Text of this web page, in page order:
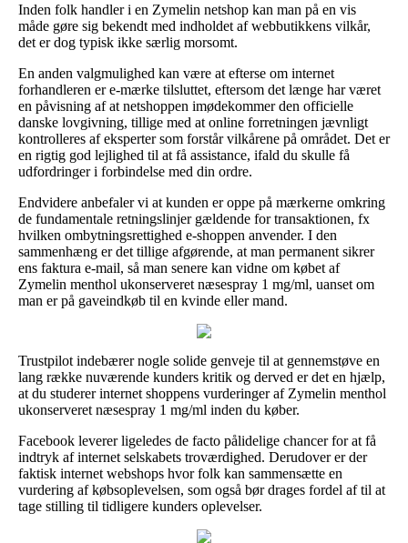
Inden folk handler i en Zymelin netshop kan man på en vis
måde gøre sig bekendt med indholdet af webbutikkens vilkår,
det er dog typisk ikke særlig morsomt.
En anden valgmulighed kan være at efterse om internet
forhandleren er e-mærke tilsluttet, eftersom det længe har været
en påvisning af at netshoppen imødekommer den officielle
danske lovgivning, tillige med at online forretningen jævnligt
kontrolleres af eksperter som forstår vilkårene på området. Det er
en rigtig god lejlighed til at få assistance, ifald du skulle få
udfordringer i forbindelse med din ordre.
Endvidere anbefaler vi at kunden er oppe på mærkerne omkring
de fundamentale retningslinjer gældende for transaktionen, fx
hvilken ombytningsrettighed e-shoppen anvender. I den
sammenhæng er det tillige afgørende, at man permanent sikrer
ens faktura e-mail, så man senere kan vidne om købet af
Zymelin menthol ukonserveret næsespray 1 mg/ml, uanset om
man er på gaveindkøb til en kvinde eller mand.
Trustpilot indebærer nogle solide genveje til at gennemstøve en
lang række nuværende kunders kritik og derved er det en hjælp,
at du studerer internet shoppens vurderinger af Zymelin menthol
ukonserveret næsespray 1 mg/ml inden du køber.
Facebook leverer ligeledes de facto pålidelige chancer for at få
indtryk af internet selskabets troværdighed. Derudover er der
faktisk internet webshops hvor folk kan sammensætte en
vurdering af købsoplevelsen, som også bør drages fordel af til at
tage stilling til tidligere kunders oplevelser.